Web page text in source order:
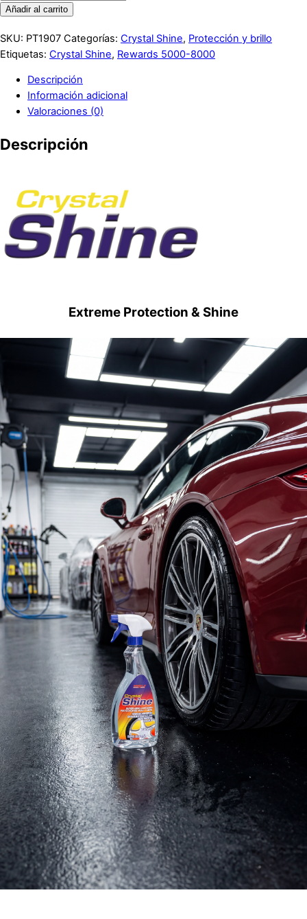
Añadir al carrito
SKU: PT1907 Categorías: Crystal Shine, Protección y brillo
Etiquetas: Crystal Shine, Rewards 5000-8000
Descripción
Información adicional
Valoraciones (0)
Descripción
Extreme Protection & Shine